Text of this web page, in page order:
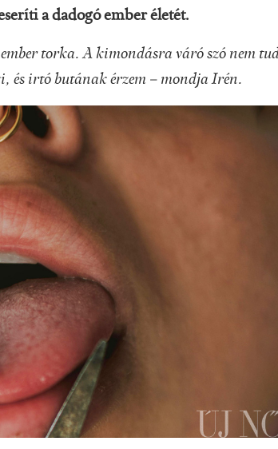
a dadogó ember életét.
torka. A kimondásra váró szó nem
irtó butának érzem – mondja Irén.